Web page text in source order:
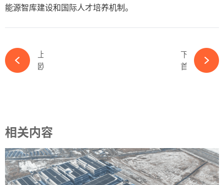
能源智库建设和国际人才培养机制。
下一篇
首超煤电！新能源成为这些省区第一大电源-kaiyun体育官方网站
相关内容